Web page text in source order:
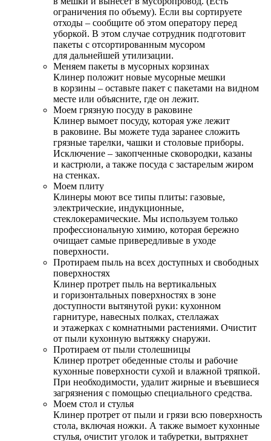
ограничения по объему). Если вы сортируете
отходы – сообщите об этом оператору перед
уборкой. В этом случае сотрудник подготовит
пакеты с отсортированным мусором
для дальнейшей утилизации.
Меняем пакеты в мусорных корзинах
Клинер положит новые мусорные мешки
в корзины – оставьте пакет с пакетами на видном
месте или объясните, где он лежит.
Моем грязную посуду в раковине
Клинер вымоет посуду, которая уже лежит
в раковине. Вы можете туда заранее сложить
грязные тарелки, чашки и столовые приборы.
Исключение – закопченные сковородки, казаны
и кастрюли, а также посуда с застарелым жиром
на стенках.
Моем плиту
Клинеры моют все типы плиты: газовые,
электрические, индукционные,
стеклокерамические. Мы используем только
профессиональную химию, которая бережно
очищает самые привередливые в уходе
поверхности.
Протираем пыль на всех доступных и свободных
поверхностях
Клинер протрет пыль на вертикальных
и горизонтальных поверхностях в зоне
доступности вытянутой руки: кухонном
гарнитуре, навесных полках, стеллажах
и этажерках с комнатными растениями. Очистит
от пыли кухонную вытяжку снаружи.
Протираем от пыли столешницы
Клинер протрет обеденные столы и рабочие
кухонные поверхности сухой и влажной тряпкой.
При необходимости, удалит жирные и въевшиеся
загрязнения с помощью специального средства.
Моем стол и стулья
Клинер протрет от пыли и грязи всю поверхность
стола, включая ножки. А также вымоет кухонные
стулья, очистит уголок и табуретки, вытряхнет